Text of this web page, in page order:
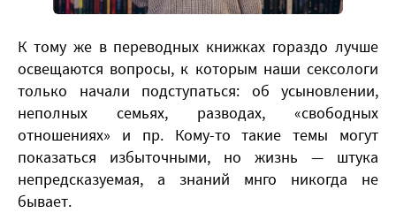
​К тому же в переводных книжках гораздо лучше
освещаются вопросы, к которым наши сексологи
только начали подступаться: об усыновлении,
неполных семьях, разводах, «свободных
отношениях» и пр. Кому-то такие темы могут
показаться избыточными, но жизнь — штука
непредсказуемая, а знаний мнго никогда не
бывает.